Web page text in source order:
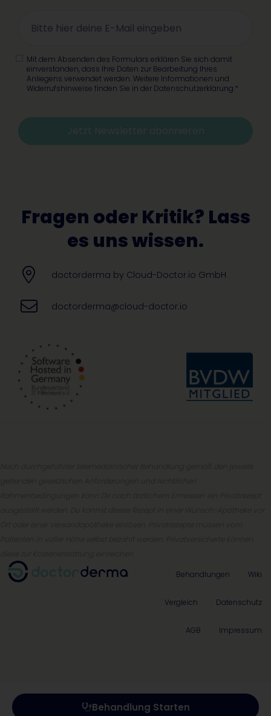
Mit dem Absenden des Formulars erklären Sie sich damit
einverstanden, dass Ihre Daten zur Bearbeitung Ihres
Anliegens verwendet werden. Weitere Informationen und
Widerrufshinweise finden Sie in der Datenschutzerklärung.*
Jetzt Newsletter abonnieren
Fragen oder Kritik? Lass
es uns wissen.
doctorderma by Cloud-Doctor.io GmbH
doctorderma@cloud-doctor.io
Behandlungen
Wiki
Vergleich Datenschutz
AGB Impressum
Behandlung Starten